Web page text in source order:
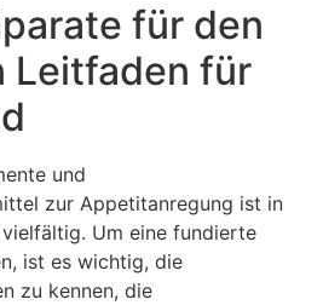
für den
Leitfaden für
und
zur Appetitanregung ist in
Um eine fundierte
ist es wichtig, die
zu kennen, die